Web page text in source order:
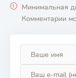
Минимальная
Комментарии